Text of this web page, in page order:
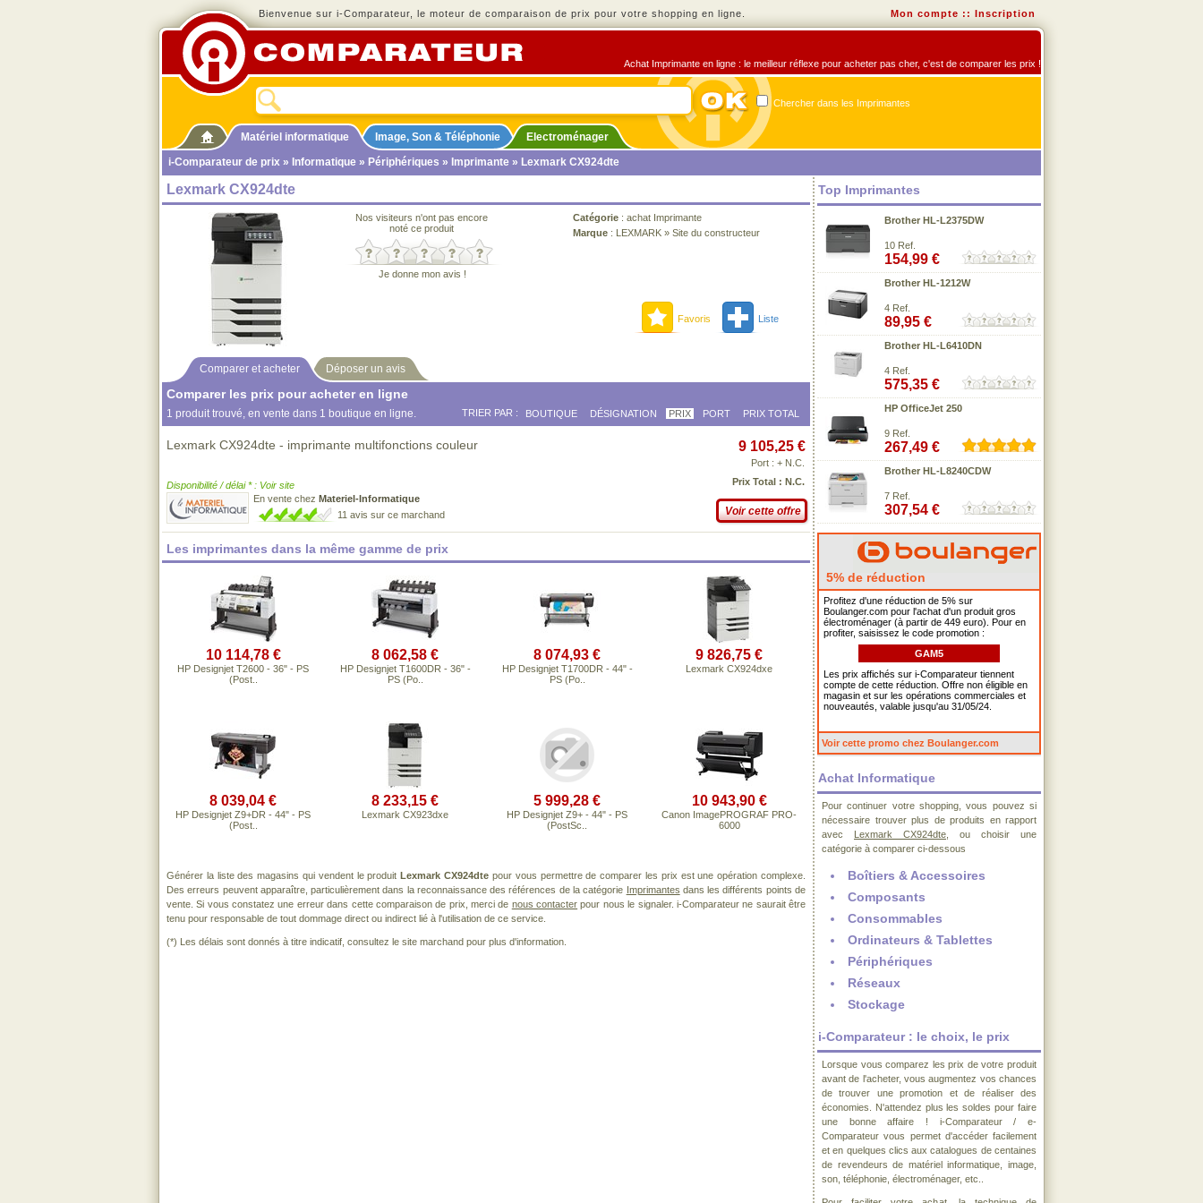
Bienvenue sur i-Comparateur, le moteur de comparaison de prix pour votre shopping en ligne. Mon compte :: Inscription
Achat Imprimante en ligne : le meilleur réflexe pour acheter pas cher, c'est de comparer les prix !
Chercher dans les Imprimantes
Matériel informatique Image, Son & Téléphonie
Electroménager
i-Comparateur de prix » Informatique » Périphériques » Imprimante » Lexmark CX924dte
Lexmark CX924dte
Nos visiteurs n'ont pas encore
noté ce produit
Je donne mon avis !
Catégorie : achat Imprimante
Marque : LEXMARK » Site du constructeur
Favoris Liste
Comparer et acheter Déposer un avis
Comparer les prix pour acheter en ligne
1 produit trouvé, en vente dans 1 boutique en ligne. TRIER PAR : BOUTIQUE DÉSIGNATION PRIX PORT PRIX TOTAL
Lexmark CX924dte - imprimante multifonctions couleur
Disponibilité / délai * : Voir site
En vente chez Materiel-Informatique
11 avis sur ce marchand
9 105,25 €
Port : + N.C.
Prix Total : N.C.
Voir cette offre
Les imprimantes dans la même gamme de prix
10 114,78 €
HP Designjet T2600 - 36" - PS
(Post..
8 062,58 €
HP Designjet T1600DR - 36" -
PS (Po..
8 074,93 €
HP Designjet T1700DR - 44" -
PS (Po..
9 826,75 €
Lexmark CX924dxe
8 039,04 €
HP Designjet Z9+DR - 44" - PS
(Post..
8 233,15 €
Lexmark CX923dxe
5 999,28 €
HP Designjet Z9+ - 44" - PS
(PostSc..
10 943,90 €
Canon ImagePROGRAF PRO-
6000
Générer la liste des magasins qui vendent le produitLexmark CX924dte pour vous permettre de comparer les prix est une opération complexe.
Des erreurs peuvent apparaître, particulièrement dans la reconnaissance des références de la catégorie Imprimantes dans les différents points de
vente. Si vous constatez une erreur dans cette comparaison de prix, merci de nous contacter pour nous le signaler. i-Comparateur ne saurait être
tenu pour responsable de tout dommage direct ou indirect lié à l'utilisation de ce service.
(*) Les délais sont donnés à titre indicatif, consultez le site marchand pour plus d'information.
Top Imprimantes
Brother HL-L2375DW
10 Ref.
154,99 €
Brother HL-1212W
4 Ref.
89,95 €
Brother HL-L6410DN
4 Ref.
575,35 €
HP OfficeJet 250
9 Ref.
267,49 €
Brother HL-L8240CDW
7 Ref.
307,54 €
5% de réduction
Profitez d'une réduction de 5% sur
Boulanger.com pour l'achat d'un produit gros
électroménager (à partir de 449 euro). Pour en
profiter, saisissez le code promotion :
GAM5
Les prix affichés sur i-Comparateur tiennent
compte de cette réduction. Offre non éligible en
magasin et sur les opérations commerciales et
nouveautés, valable jusqu'au 31/05/24.
Voir cette promo chez Boulanger.com
Achat Informatique
Pour continuer votre shopping, vous pouvez si
nécessaire trouver plus de produits en rapport
avec Lexmark CX924dte , ou choisir une
catégorie à comparer ci-dessous
Boîtiers & Accessoires
Composants
Consommables
Ordinateurs & Tablettes
Périphériques
Réseaux
Stockage
i-Comparateur : le choix, le prix
Lorsque vous comparez les prix de votre produit
avant de l'acheter, vous augmentez vos chances
de trouver une promotion et de réaliser des
économies. N'attendez plus les soldes pour faire
une bonne affaire ! i-Comparateur / e-
Comparateur vous permet d'accéder facilement
et en quelques clics aux catalogues de centaines
de revendeurs de matériel informatique, image,
son, téléphonie, électroménager, etc..